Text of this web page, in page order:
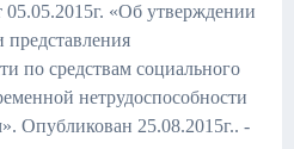
«Об утверждении
по средствам социального
нетрудоспособности
Опубликован 25.08.2015г.. -